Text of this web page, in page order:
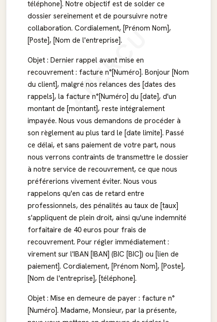
APERÇU
téléphone]. Notre objectif est de solder ce
dossier sereinement et de poursuivre notre
collaboration. Cordialement, [Prénom Nom],
[Poste], [Nom de l'entreprise].
Objet : Dernier rappel avant mise en
recouvrement : facture n°[Numéro]. Bonjour [Nom
du client], malgré nos relances des [dates des
rappels], la facture n°[Numéro] du [date], d'un
montant de [montant], reste intégralement
impayée. Nous vous demandons de procéder à
son règlement au plus tard le [date limite]. Passé
ce délai, et sans paiement de votre part, nous
nous verrons contraints de transmettre le dossier
à notre service de recouvrement, ce que nous
préférerions vivement éviter. Nous vous
rappelons qu'en cas de retard entre
professionnels, des pénalités au taux de [taux]
s'appliquent de plein droit, ainsi qu'une indemnité
forfaitaire de 40 euros pour frais de
recouvrement. Pour régler immédiatement :
virement sur l'IBAN [IBAN] (BIC [BIC]) ou [lien de
paiement]. Cordialement, [Prénom Nom], [Poste],
[Nom de l'entreprise], [téléphone].
Objet : Mise en demeure de payer : facture n°
[Numéro]. Madame, Monsieur, par la présente,